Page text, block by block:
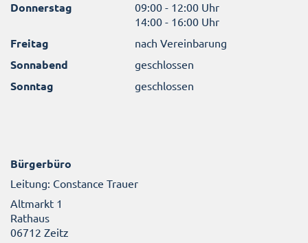
Donnerstag
09:00 - 12:00 Uhr
14:00 - 16:00 Uhr
Freitag nach Vereinbarung
Sonnabend geschlossen
Sonntag geschlossen
Bürgerbüro
Leitung: Constance Trauer
Altmarkt 1
Rathaus
06712 Zeitz